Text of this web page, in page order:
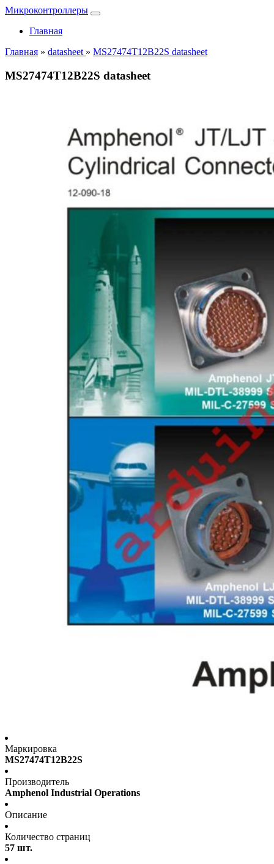
Микроконтроллеры
Главная
Главная » datasheet » MS27474T12B22S datasheet
MS27474T12B22S datasheet
Маркировка
MS27474T12B22S
Производитель
Amphenol Industrial Operations
Описание
Количество страниц
57 шт.